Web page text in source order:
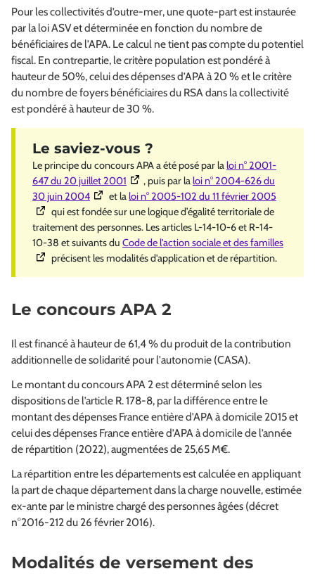
Pour les collectivités d’outre-mer, une quote-part est instaurée
par la loi ASV et déterminée en fonction du nombre de
bénéficiaires de l’APA. Le calcul ne tient pas compte du potentiel
fiscal. En contrepartie, le critère population est pondéré à
hauteur de 50%, celui des dépenses d’APA à 20 % et le critère
du nombre de foyers bénéficiaires du RSA dans la collectivité
est pondéré à hauteur de 30 %.
Le principe du concours APA a été posé par laloi n° 2001-
647 du 20 juillet 2001 (Ouverture dans une nouvelle fenêtre)
, puis par laloi n° 2004-626 du
30 juin 2004(Ouverture dans une nouvelle fenêtre)
et laloi n° 2005-102 du 11 février 2005
qui est fondée sur une logique d’égalité territoriale de
traitement des personnes. Les articles L-14-10-6 et R-14-
10-38 et suivants du Code de l'action sociale et des familles
précisent les modalités d'application et de répartition.
Le concours APA 2
Il est financé à hauteur de 61,4 % du produit de la contribution
additionnelle de solidarité pour l'autonomie (CASA).
Le montant du concours APA 2 est déterminé selon les
dispositions de l’article R. 178-8, par la différence entre le
montant des dépenses France entière d’APA à domicile 2015 et
celui des dépenses France entière d’APA à domicile de l’année
de répartition (2022), augmentées de 25,65 M€.
La répartition entre les départements est calculée en appliquant
la part de chaque département dans la charge nouvelle, estimée
ex-ante par le ministre chargé des personnes âgées (décret
n°2016-212 du 26 février 2016).
Modalités de versement des